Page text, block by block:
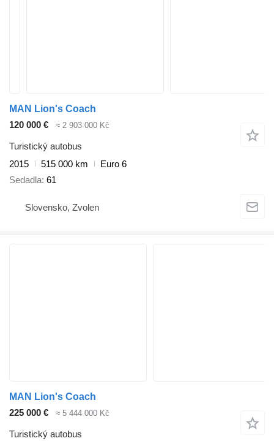
MAN Lion's Coach
120 000 €
≈ 2 903 000 Kč
Turistický autobus
2015
515 000 km
Euro 6
Sedadla 61
Slovensko, Zvolen
MAN Lion's Coach
225 000 €
≈ 5 444 000 Kč
Turistický autobus